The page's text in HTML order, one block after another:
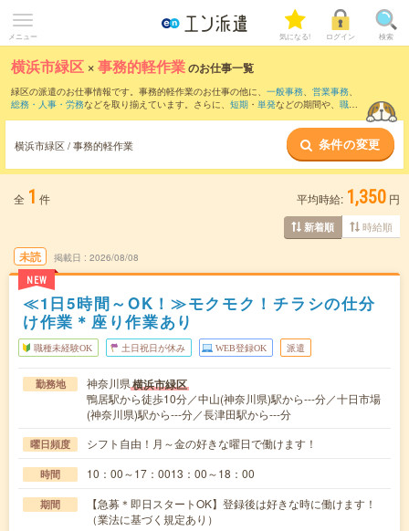
メニュー 気になる! ログイン 検索
横浜市緑区 ×事務的軽作業のお仕事一覧
緑区の派遣のお仕事情報です。事務的軽作業のお仕事の他に、 一般事務、 営業事務、
総務・人事・労務などを取り揃えています。さらに、 短期 ・ 単発などの期間や、 職種
横浜市緑区 / 事務的軽作業 条件の変更
全 1 件 平均時給: 1,350 円
新着順 時給順
未読
NEW
掲載日 2026/08/08
≪1日5時間～OK！≫モクモク！チラシの仕分
け作業＊座り作業あり
職種未経験OK 土日祝日が休み WEB登録OK 派遣
勤務地 神奈川県横浜市緑区
鴨居駅から徒歩10分／中山(神奈川県)駅から---分／十日市場
(神奈川県)駅から---分／長津田駅から---分
曜日頻度 シフト自由！月～金の好きな曜日で働けます！
時間 10：00～17：0013：00～18：00
期間
【急募＊即日スタートOK】登録後は好きな時に働けます！
（業法に基づく規定あり）